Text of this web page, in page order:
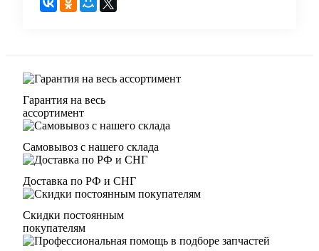
Гарантия на весь
ассортимент
Самовывоз с нашего склада
Доставка по РФ и СНГ
Скидки постоянным
покупателям